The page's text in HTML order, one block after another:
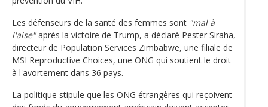
Les défenseurs de la santé des femmes sont "mal à
l'aise"après la victoire de Trump, a déclaré Pester Siraha,
directeur de Population Services Zimbabwe, une filiale de
MSI Reproductive Choices, une ONG qui soutient le droit
à l'avortement dans 36 pays.
La politique stipule que les ONG étrangères qui reçoivent